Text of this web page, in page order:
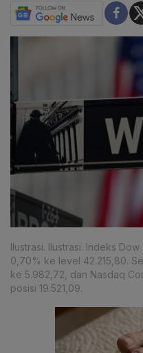
Ilustrasi. Ilustrasi. Indeks
0,70% ke level 42.215,80.
ke 5.982,72, dan Nasdaq
posisi 19.521,09.